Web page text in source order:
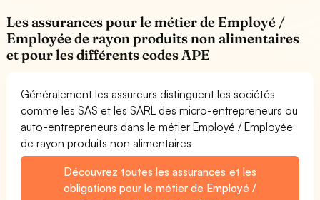
Les assurances pour le métier de Employé /
Employée de rayon produits non alimentaires
et pour les différents codes APE
Généralement les assureurs distinguent les sociétés
comme les SAS et les SARL des micro-entrepreneurs ou
auto-entrepreneurs dans le métier Employé / Employée
de rayon produits non alimentaires
Découvrez toutes les assurances et les
obligations pour le métier de Employé /